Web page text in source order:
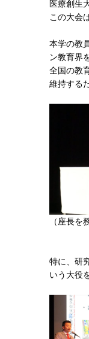
医療創生
この大会
本学の教
ン教育界
全国の教
維持する
（座長を
特に、研
いう大役